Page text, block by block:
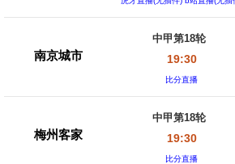
南京城市
中甲第18轮
19:30
比分直播
梅州客家
中甲第18轮
19:30
比分直播